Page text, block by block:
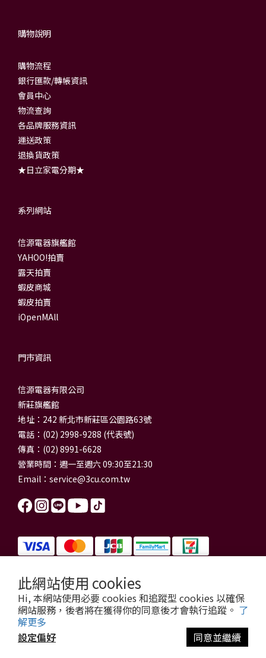
此網站使用 cookies
Hi, 本網站使用必要 cookies 和追蹤型 cookies 以確保
網站服務，後者將在獲得你的同意後才會執行追蹤。 了
解更多
設定偏好
同意並繼續
購物說明
購物流程
銀行匯款/轉帳資訊
會員中心
物流查詢
各品牌服務資訊
運送政策
退換貨政策
★日立家電分期★
系列網站
信源電器旗艦館
YAHOO!拍賣
露天拍賣
蝦皮商城
蝦皮拍賣
iOpenMAll
門市資訊
信源電器有限公司
新莊旗艦館
地址：242 新北市新莊區公園路63號
電話：(02) 2998-9288 (代表號)
傳真：(02) 8991-6628
營業時間：週一至週六 09:30至21:30
Email： service@3cu.com.tw
信源電器有限公司 統一編號：84179325
門市地址：新北市新莊區公園路63號
信源電器 版權所有
copyright © 2026 3cu.com.tw All Rights Reserved.